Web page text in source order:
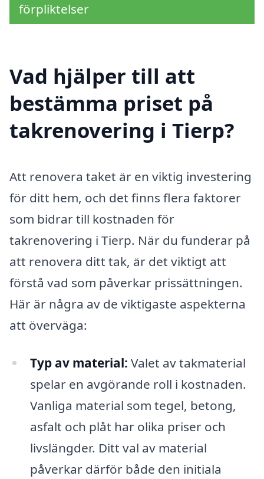
förpliktelser
Vad hjälper till att
bestämma priset på
takrenovering i Tierp?
Att renovera taket är en viktig investering
för ditt hem, och det finns flera faktorer
som bidrar till kostnaden för
takrenovering i Tierp. När du funderar på
att renovera ditt tak, är det viktigt att
förstå vad som påverkar prissättningen.
Här är några av de viktigaste aspekterna
att överväga:
Typ av material: Valet av takmaterial
spelar en avgörande roll i kostnaden.
Vanliga material som tegel, betong,
asfalt och plåt har olika priser och
livslängder. Ditt val av material
påverkar därför både den initiala